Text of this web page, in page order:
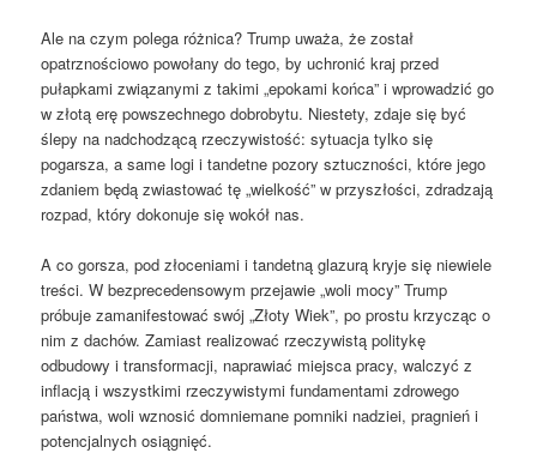
Ale na czym polega różnica? Trump uważa, że ​​został
opatrznościowo powołany do tego, by uchronić kraj przed
pułapkami związanymi z takimi „epokami końca” i wprowadzić go
w złotą erę powszechnego dobrobytu. Niestety, zdaje się być
ślepy na nadchodzącą rzeczywistość: sytuacja tylko się
pogarsza, a same logi i tandetne pozory sztuczności, które jego
zdaniem będą zwiastować tę „wielkość” w przyszłości, zdradzają
rozpad, który dokonuje się wokół nas.
A co gorsza, pod złoceniami i tandetną glazurą kryje się niewiele
treści. W bezprecedensowym przejawie „woli mocy” Trump
próbuje zamanifestować swój „Złoty Wiek”, po prostu krzycząc o
nim z dachów. Zamiast realizować rzeczywistą politykę
odbudowy i transformacji, naprawiać miejsca pracy, walczyć z
inflacją i wszystkimi rzeczywistymi fundamentami zdrowego
państwa, woli wznosić domniemane pomniki nadziei, pragnień i
potencjalnych osiągnięć.